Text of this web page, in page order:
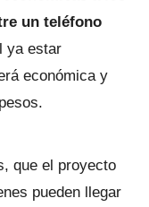
un teléfono
ya estar
económica y
que el proyecto
pueden llegar